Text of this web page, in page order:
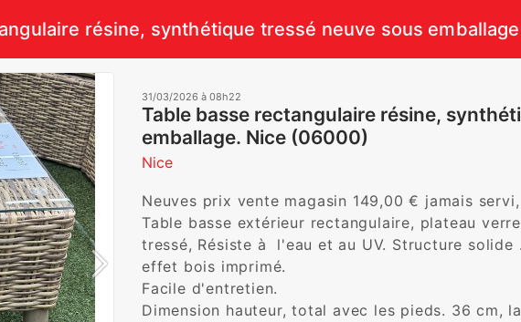
résine, synthétique tressé neuve sous
31/03/2026 à 08h22
Table basse rectangulaire résine,
emballage. Nice (06000)
Nice
Neuves prix vente magasin 149,00 € jamais
Table basse extérieur rectangulaire, plateau
tressé, Résiste à  l'eau et au UV. Structure
effet bois imprimé.
Facile d'entretien.
Dimension hauteur, total avec les pieds. 36 cm,